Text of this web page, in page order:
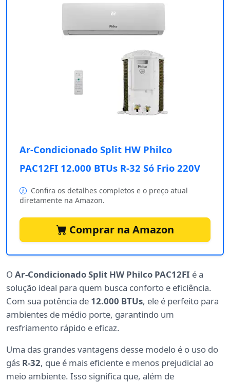
Ar-Condicionado Split HW Philco
PAC12FI 12.000 BTUs R-32 Só Frio 220V
Confira os detalhes completos e o preço atual
diretamente na Amazon.
Comprar na Amazon
O Ar-Condicionado Split HW Philco PAC12FI é a
solução ideal para quem busca conforto e eficiência.
Com sua potência de 12.000 BTUs, ele é perfeito para
ambientes de médio porte, garantindo um
resfriamento rápido e eficaz.
Uma das grandes vantagens desse modelo é o uso do
gás R-32, que é mais eficiente e menos prejudicial ao
meio ambiente. Isso significa que, além de